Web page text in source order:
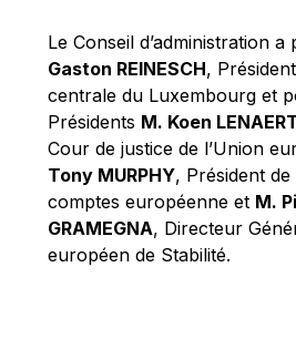
Pat Cox
Patrizia Nanz
Philippe Maystadt
Pierre Gramegna
Richard Pelly
Robert Goebbels
Robert REYNDERS
Le Conseil d’administration
Gaston REINESCH,
centrale du Luxembourg et
Présidents M. Koen
Cour de justice de l’Union
Tony MURPHY, Président
comptes européenne et M.
GRAMEGNA, Directeur
européen de Stabilité.